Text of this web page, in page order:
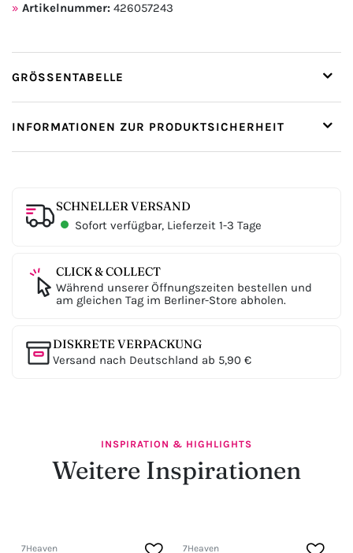
Artikelnummer: 426057243
GRÖSSENTABELLE
INFORMATIONEN ZUR PRODUKTSICHERHEIT
SCHNELLER VERSAND
Sofort verfügbar, Lieferzeit 1-3 Tage
CLICK & COLLECT
Während unserer Öffnungszeiten bestellen und
am gleichen Tag im Berliner-Store abholen.
DISKRETE VERPACKUNG
Versand nach Deutschland ab 5,90 €
INSPIRATION & HIGHLIGHTS
Weitere Inspirationen
7Heaven 7Heaven